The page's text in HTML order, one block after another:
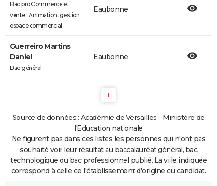
Bac pro Commerce et
vente : Animation, gestion
espace commercial
Eaubonne
Guerreiro Martins
Daniel
Bac général
Eaubonne
1
Source de données : Académie de Versailles - Ministère de
l'Education nationale
Ne figurent pas dans ces listes les personnes qui n'ont pas
souhaité voir leur résultat au baccalauréat général, bac
technologique ou bac professionnel publié. La ville indiquée
correspond à celle de l'établissement d'origine du candidat.